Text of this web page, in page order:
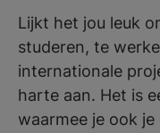
Lijkt het jou leuk
studeren, te
internationale
harte aan. Het is
waarmee je ook